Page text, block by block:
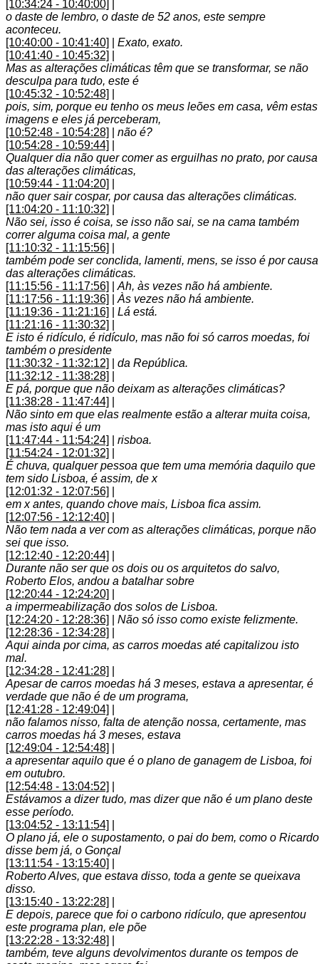
[10:34:24 - 10:40:00]
o daste de lembro, o daste de 52 anos, este sempre
aconteceu.
[10:40:00 - 10:41:40]
Exato, exato.
[10:41:40 - 10:45:32]
Mas as alterações climáticas têm que se transformar, se não
desculpa para tudo, este é
[10:45:32 - 10:52:48]
pois, sim, porque eu tenho os meus leões em casa, vêm estas
imagens e eles já perceberam,
[10:52:48 - 10:54:28]
não é?
[10:54:28 - 10:59:44]
Qualquer dia não quer comer as erguilhas no prato, por causa
das alterações climáticas,
[10:59:44 - 11:04:20]
não quer sair cospar, por causa das alterações climáticas.
[11:04:20 - 11:10:32]
Não sei, isso é coisa, se isso não sai, se na cama também
correr alguma coisa mal, a gente
[11:10:32 - 11:15:56]
também pode ser conclida, lamenti, mens, se isso é por causa
das alterações climáticas.
[11:15:56 - 11:17:56]
Ah, às vezes não há ambiente.
[11:17:56 - 11:19:36]
Às vezes não há ambiente.
[11:19:36 - 11:21:16]
Lá está.
[11:21:16 - 11:30:32]
E isto é ridículo, é ridículo, mas não foi só carros moedas, foi
também o presidente
[11:30:32 - 11:32:12]
da República.
[11:32:12 - 11:38:28]
E pá, porque que não deixam as alterações climáticas?
[11:38:28 - 11:47:44]
Não sinto em que elas realmente estão a alterar muita coisa,
mas isto aqui é um
[11:47:44 - 11:54:24]
risboa.
[11:54:24 - 12:01:32]
É chuva, qualquer pessoa que tem uma memória daquilo que
tem sido Lisboa, é assim, de x
[12:01:32 - 12:07:56]
em x antes, quando chove mais, Lisboa fica assim.
[12:07:56 - 12:12:40]
Não tem nada a ver com as alterações climáticas, porque não
sei que isso.
[12:12:40 - 12:20:44]
Durante não ser que os dois ou os arquitetos do salvo,
Roberto Elos, andou a batalhar sobre
[12:20:44 - 12:24:20]
a impermeabilização dos solos de Lisboa.
[12:24:20 - 12:28:36]
Não só isso como existe felizmente.
[12:28:36 - 12:34:28]
Aqui ainda por cima, as carros moedas até capitalizou isto
mal.
[12:34:28 - 12:41:28]
Apesar de carros moedas há 3 meses, estava a apresentar, é
verdade que não é de um programa,
[12:41:28 - 12:49:04]
não falamos nisso, falta de atenção nossa, certamente, mas
carros moedas há 3 meses, estava
[12:49:04 - 12:54:48]
a apresentar aquilo que é o plano de ganagem de Lisboa, foi
em outubro.
[12:54:48 - 13:04:52]
Estávamos a dizer tudo, mas dizer que não é um plano deste
esse período.
[13:04:52 - 13:11:54]
O plano já, ele o supostamento, o pai do bem, como o Ricardo
disse bem já, o Gonçal
[13:11:54 - 13:15:40]
Roberto Alves, que estava disso, toda a gente se queixava
disso.
[13:15:40 - 13:22:28]
E depois, parece que foi o carbono ridículo, que apresentou
este programa plan, ele põe
[13:22:28 - 13:32:48]
também, teve alguns devolvimentos durante os tempos de